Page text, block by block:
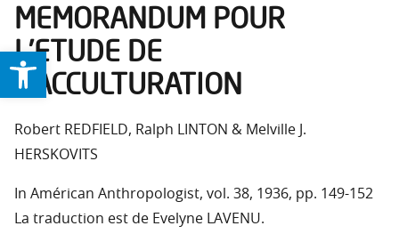
Ouvrir la barre d’outils
MEMORANDUM POUR
L’ETUDE DE
L’ACCULTURATION
Robert REDFIELD, Ralph LINTON & Melville J.
HERSKOVITS
In Américan Anthropologist, vol. 38, 1936, pp. 149-152
La traduction est de Evelyne LAVENU.